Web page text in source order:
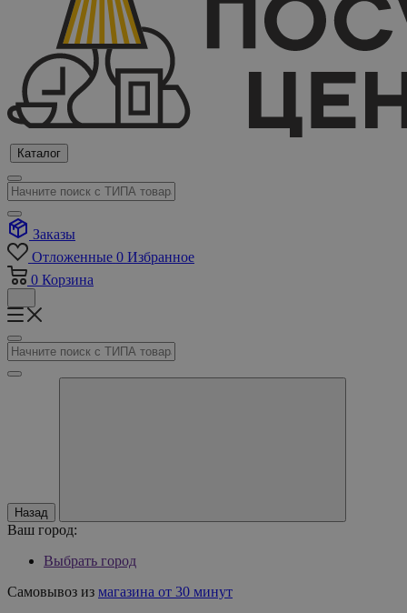
Каталог
Заказы
Отложенные 0 Избранное
0 Корзина
Назад
Ваш город:
Выбрать город
Самовывоз из магазина от 30 минут